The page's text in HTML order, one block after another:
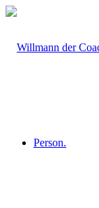
Person.